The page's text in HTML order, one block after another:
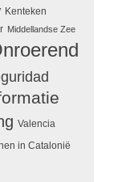
Kenteken
Middellandse Zee
Valencia
in Catalonië